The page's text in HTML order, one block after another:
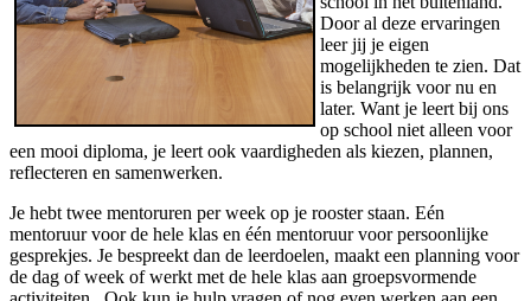
Door al deze ervaringen
leer jij je eigen
mogelijkheden te zien. Dat
is belangrijk voor nu en
later. Want je leert bij ons
op school niet alleen voor
een mooi diploma, je leert ook vaardigheden als kiezen, plannen,
reflecteren en samenwerken.
Je hebt twee mentoruren per week op je rooster staan. Eén
mentoruur voor de hele klas en één mentoruur voor persoonlijke
gesprekjes. Je bespreekt dan de leerdoelen, maakt een planning voor
de dag of week of werkt met de hele klas aan groepsvormende